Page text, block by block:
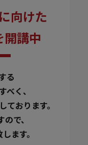
向けた
開講中
る
く、
ております。
で、
ます。